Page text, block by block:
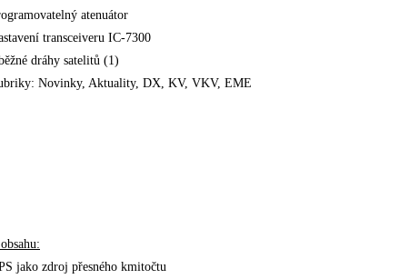
atenuátor
transceiveru IC-7300
dráhy satelitů (1)
Novinky, Aktuality, DX, KV, VKV, EME
jako zdroj přesného kmitočtu